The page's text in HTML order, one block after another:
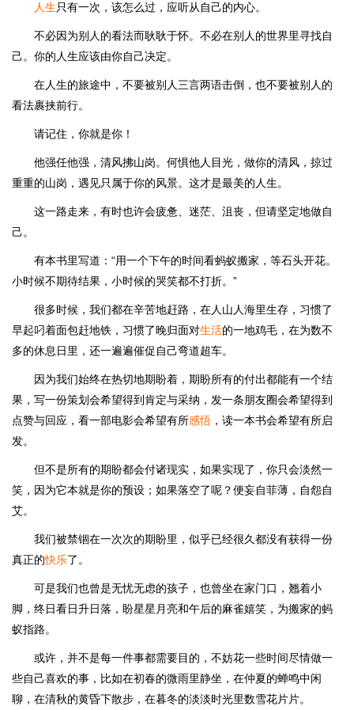
人生只有一次，该怎么过，应听从自己的内心。
不必因为别人的看法而耿耿于怀。不必在别人的世界里寻找自
己。你的人生应该由你自己决定。
在人生的旅途中，不要被别人三言两语击倒，也不要被别人的
看法裹挟前行。
请记住，你就是你！
他强任他强，清风拂山岗。何惧他人目光，做你的清风，掠过
重重的山岗，遇见只属于你的风景。这才是最美的人生。
这一路走来，有时也许会疲惫、迷茫、沮丧，但请坚定地做自
己。
有本书里写道：“用一个下午的时间看蚂蚁搬家，等石头开花。
小时候不期待结果，小时候的哭笑都不打折。”
很多时候，我们都在辛苦地赶路，在人山人海里生存，习惯了
早起叼着面包赶地铁，习惯了晚归面对生活的一地鸡毛，在为数不
多的休息日里，还一遍遍催促自己弯道超车。
因为我们始终在热切地期盼着，期盼所有的付出都能有一个结
果，写一份策划会希望得到肯定与采纳，发一条朋友圈会希望得到
点赞与回应，看一部电影会希望有所感悟 ，读一本书会希望有所启
发。
但不是所有的期盼都会付诸现实，如果实现了，你只会淡然一
笑，因为它本就是你的预设；如果落空了呢？便妄自菲薄，自怨自
艾。
我们被禁锢在一次次的期盼里，似乎已经很久都没有获得一份
真正的快乐了。
可是我们也曾是无忧无虑的孩子，也曾坐在家门口，翘着小
脚，终日看日升日落，盼星星月亮和午后的麻雀嬉笑，为搬家的蚂
蚁指路。
或许，并不是每一件事都需要目的，不妨花一些时间尽情做一
些自己喜欢的事，比如在初春的微雨里静坐，在仲夏的蝉鸣中闲
聊，在清秋的黄昏下散步，在暮冬的淡淡时光里数雪花片片。